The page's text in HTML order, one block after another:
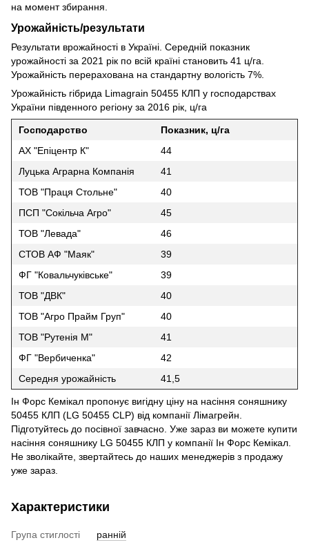
на момент збирання.
Урожайність/результати
Результати врожайності в Україні. Середній показник
урожайності за 2021 рік по всій країні становить 41 ц/га.
Урожайність перерахована на стандартну вологість 7%.
Урожайність гібрида Limagraіn 50455 КЛП у господарствах
України південного регіону за 2016 рік, ц/га
Господарство
Показник, ц/га
АХ "Епіцентр К"
44
Луцька Аграрна Компанія
41
ТОВ "Праця Стольне"
40
ПСП "Сокільча Агро"
45
ТОВ "Левада"
46
СТОВ АФ "Маяк"
39
ФГ "Ковальчуківське"
39
ТОВ "ДВК"
40
ТОВ "Агро Прайм Груп"
40
ТОВ "Рутенія М"
41
ФГ "Вербиченка"
42
Середня урожайність
41,5
Ін Форс Кемікал пропонує вигідну ціну на насіння соняшнику
50455 КЛП (LG 50455 CLP) від компанії Лімагрейн.
Підготуйтесь до посівної завчасно. Уже зараз ви можете купити
насіння соняшнику LG 50455 КЛП у компанії Ін Форс Кемікал.
Не зволікайте, звертайтесь до наших менеджерів з продажу
уже зараз.
Характеристики
Група стиглості
ранній